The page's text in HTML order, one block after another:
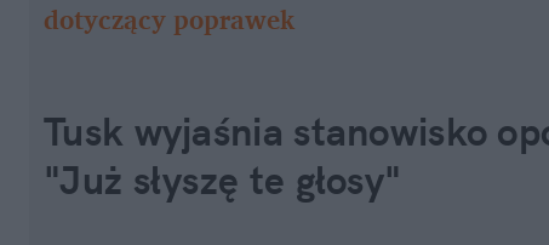
dotyczący poprawek
Tusk wyjaśnia stanowisko
"Już słyszę te głosy"